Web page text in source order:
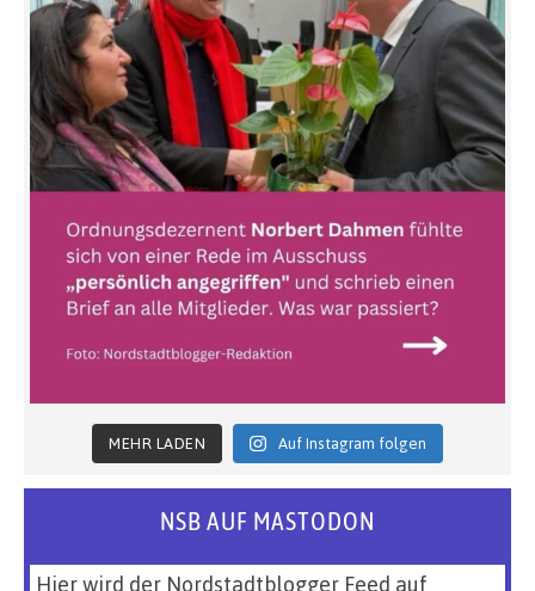
MEHR LADEN Auf Instagram folgen
NSB AUF MASTODON
Hier wird der Nordstadtblogger Feed auf